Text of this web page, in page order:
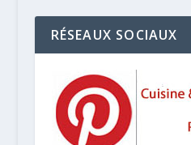
RÉSEAUX SOCIAUX